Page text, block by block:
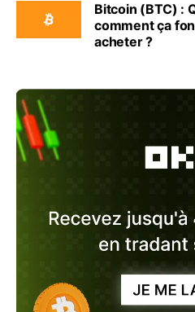
Bitcoin (BTC) :
comment ça
acheter ?